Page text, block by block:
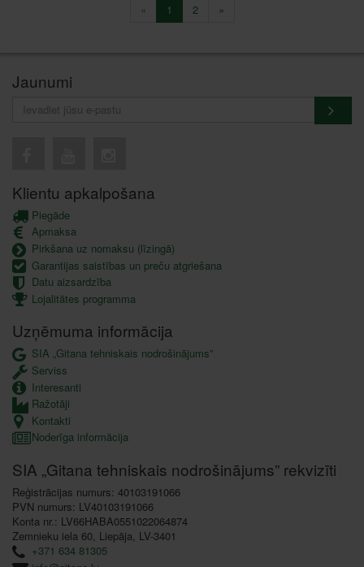
« 1 2 »
Jaunumi
Klientu apkalpošana
Piegāde
Apmaksa
Pirkšana uz nomaksu (līzingā)
Garantijas saistības un preču atgriešana
Datu aizsardzība
Lojalitātes programma
Uzņēmuma informācija
SIA „Gitana tehniskais nodrošinājums”
Serviss
Interesanti
Ražotāji
Kontakti
Noderīga informācija
SIA „Gitana tehniskais nodrošinājums” rekvizīti
Reģistrācijas numurs: 40103191066
PVN numurs: LV40103191066
Konta nr.: LV66HABA0551022064874
Zemnieku iela 60, Liepāja, LV-3401
+371 634 81305